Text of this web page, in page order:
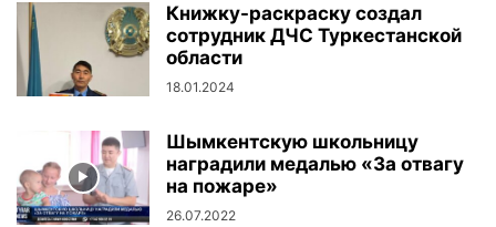
Книжку-раскраску создал
сотрудник ДЧС Туркестанской
области
18.01.2024
Шымкентскую школьницу
наградили медалью «За отвагу
на пожаре»
26.07.2022